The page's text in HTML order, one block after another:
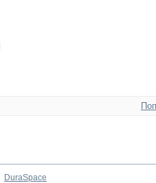
DuraSpace